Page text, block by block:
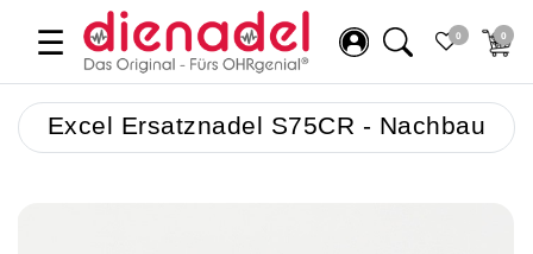
☰ 0 0
Excel Ersatznadel S75CR - Nachbau